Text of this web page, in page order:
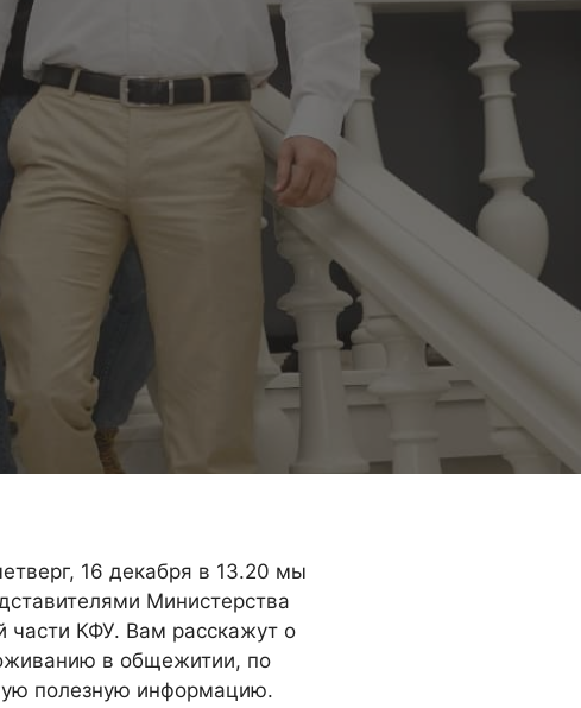
16 декабря в 13.20 мы
Министерства
части КФУ. Вам расскажут о
в общежитии, по
полезную информацию.